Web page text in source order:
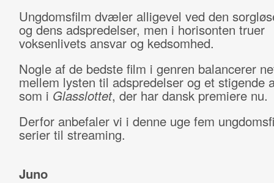
Ungdomsfilm dvæler alligevel ved den
og dens adspredelser, men i horisonten truer
voksenlivets ansvar og kedsomhed.
Nogle af de bedste film i genren balancerer
mellem lysten til adspredelser og et stigende
som i Glasslottet, der har dansk premiere nu.
Derfor anbefaler vi i denne uge fem
serier til streaming.
Juno